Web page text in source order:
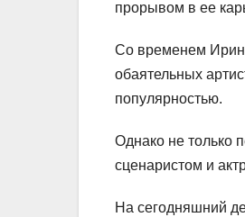
прорывом в ее
Со временем
обаятельных
популярностью.
Однако не только
сценаристом и
На сегодняшний